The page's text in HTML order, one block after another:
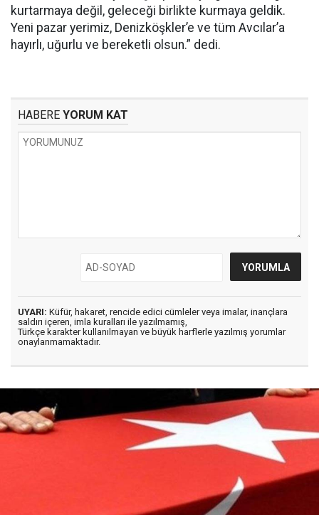
kurtarmaya değil, geleceği birlikte kurmaya geldik.
Yeni pazar yerimiz, Denizköşkler’e ve tüm Avcılar’a
hayırlı, uğurlu ve bereketli olsun.” dedi.
HABERE YORUM KAT
UYARI: Küfür, hakaret, rencide edici cümleler veya imalar, inançlara
saldırı içeren, imla kuralları ile yazılmamış,
Türkçe karakter kullanılmayan ve büyük harflerle yazılmış yorumlar
onaylanmamaktadır.